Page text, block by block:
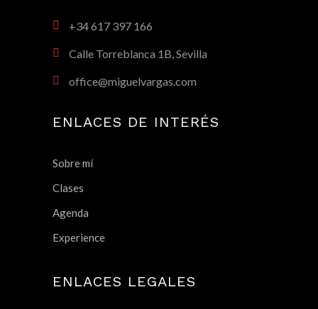
+34 617 397 166
Calle Torreblanca 1B, Sevilla
office@miguelvargas.com
ENLACES DE INTERÉS
Sobre mí
Clases
Agenda
Experience
ENLACES LEGALES